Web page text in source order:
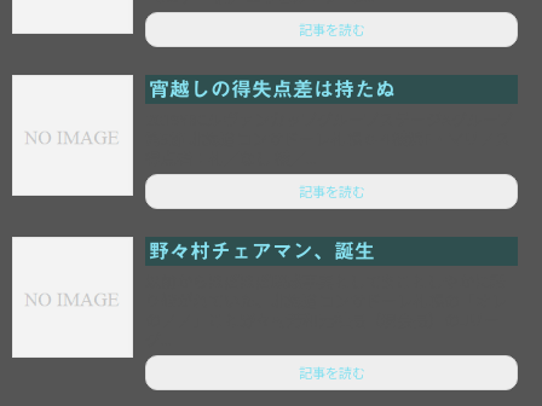
記事を読む
宵越しの得失点差は持たぬ
記事を読む
野々村チェアマン、誕生
記事を読む